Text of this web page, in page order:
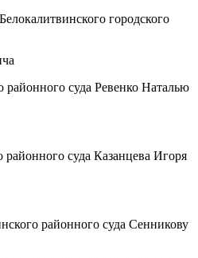
городского
районного суда Ревенко Наталью
районного суда Казанцева Игоря
районного суда Сенникову